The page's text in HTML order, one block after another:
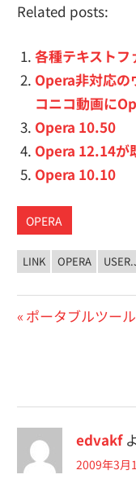
Related posts:
各種テキストフ
Opera非対応の
コニコ動画に
Opera 10.50
Opera 12.14が
Opera 10.10
OPERA
LINK OPERA
投
ビ
ゲ
前
ポータブルツー
edvakf
2009年3月